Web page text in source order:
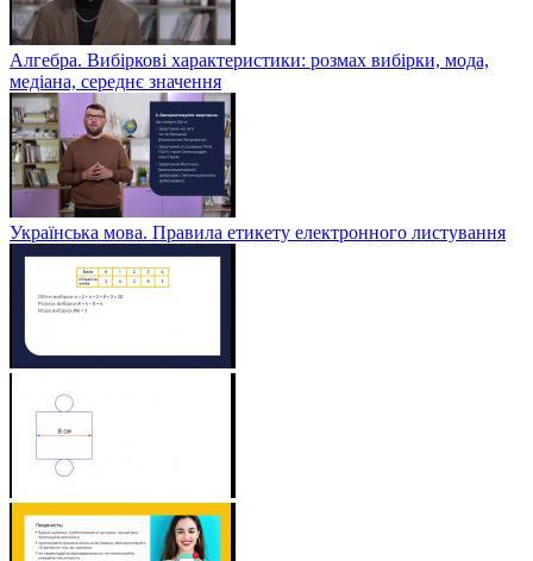
Алгебра. Вибіркові характеристики: розмах вибірки, мода,
медіана, середнє значення
Українська мова. Правила етикету електронного листування